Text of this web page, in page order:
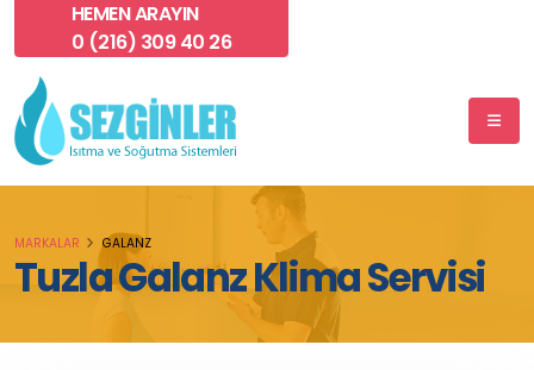
HEMEN ARAYIN
0 (216) 309 40 26
Tuzla Galanz Klima Servisi
MARKALAR GALANZ